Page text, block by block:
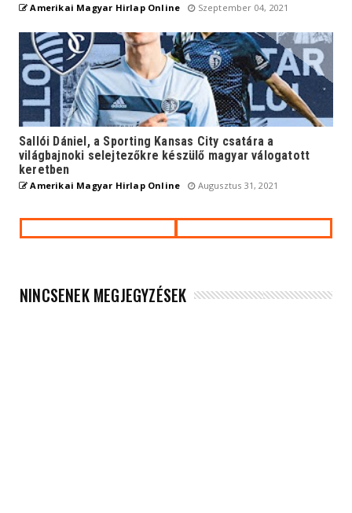
Amerikai Magyar Hirlap Online Szeptember 04, 2021
Sallói Dániel, a Sporting Kansas City csatára a
világbajnoki selejtezőkre készülő magyar válogatott
keretben
Amerikai Magyar Hirlap Online Augusztus 31, 2021
NINCSENEK MEGJEGYZÉSEK